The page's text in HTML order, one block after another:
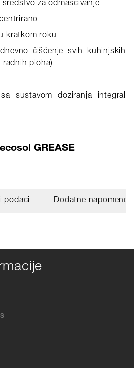
za odmašćivanje
kratkom roku
čišćenje svih kuhinjskih
radnih ploha)
sustavom doziranja integral
GREASE
podaci Dodatne napomene